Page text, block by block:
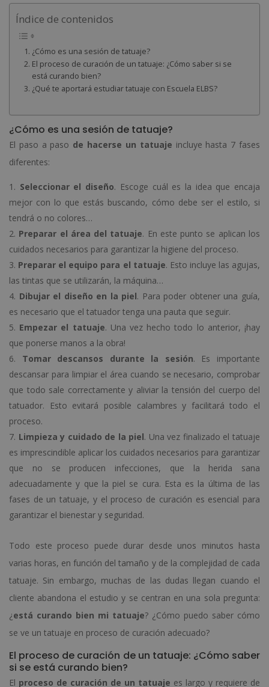
Índice de contenidos
¿Cómo es una sesión de tatuaje?
El proceso de curación de un tatuaje: ¿Cómo saber si se
está curando bien?
¿Qué te aportará estudiar tatuaje con Escuela ELBS?
¿Cómo es una sesión de tatuaje?
El paso a paso de hacerse un tatuaje incluye hasta 7 fases
diferentes:
Seleccionar el diseño. Escoge cuál es la idea que encaja
mejor con lo que estás buscando, cómo debe ser el estilo, si
tendrá o no colores…
Preparar el área del tatuaje. En este punto se aplican los
cuidados necesarios para garantizar la higiene del proceso.
Preparar el equipo para el tatuaje. Esto incluye las agujas,
las tintas que se utilizarán, la máquina…
Dibujar el diseño en la piel. Para poder obtener una guía,
es necesario que el tatuador tenga una pauta que seguir.
Empezar el tatuaje. Una vez hecho todo lo anterior, ¡hay
que ponerse manos a la obra!
Tomar descansos durante la sesión. Es importante
descansar para limpiar el área cuando se necesario, comprobar
que todo sale correctamente y aliviar la tensión del cuerpo del
tatuador. Esto evitará posible calambres y facilitará todo el
proceso.
Limpieza y cuidado de la piel. Una vez finalizado el tatuaje
es imprescindible aplicar los cuidados necesarios para garantizar
que no se producen infecciones, que la herida sana
adecuadamente y que la piel se cura. Esta es la última de las
fases de un tatuaje, y el proceso de curación es esencial para
garantizar el bienestar y seguridad.
Todo este proceso puede durar desde unos minutos hasta
varias horas, en función del tamaño y de la complejidad de cada
tatuaje. Sin embargo, muchas de las dudas llegan cuando el
cliente abandona el estudio y se centran en una sola pregunta:
¿está curando bien mi tatuaje? ¿Cómo puedo saber cómo
se ve un tatuaje en proceso de curación adecuado?
El proceso de curación de un tatuaje: ¿Cómo saber
si se está curando bien?
El proceso de curación de un tatuaje es largo y requiere de